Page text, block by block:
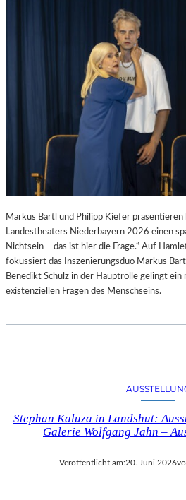
Markus Bartl und Philipp Kiefer
Landestheaters Niederbayern 2026 einen
Nichtsein – das ist hier die Frage.“ Auf
fokussiert das Inszenierungsduo Markus
Benedikt Schulz in der Hauptrolle gelingt
existenziellen Fragen des Menschseins.
Stephan Kaluza in Landshut:
Galerie Wolfgang Jahn –
Veröffentlicht am:20. Juni 2026